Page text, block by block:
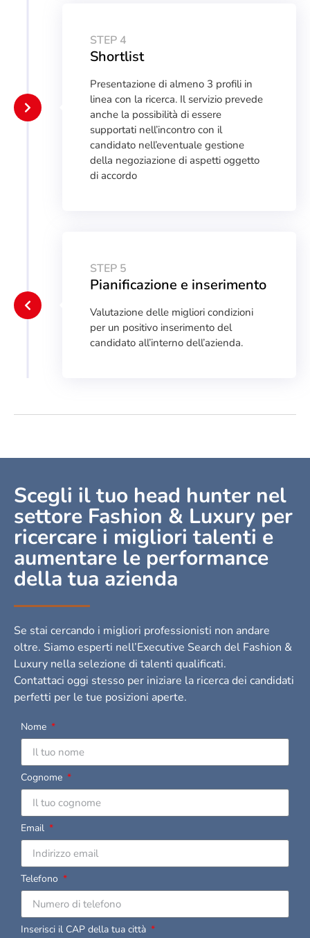
STEP 4
Shortlist
Presentazione di almeno 3 profili in
linea con la ricerca. Il servizio prevede
anche la possibilità di essere
supportati nell’incontro con il
candidato nell’eventuale gestione
della negoziazione di aspetti oggetto
di accordo
STEP 5
Pianificazione e inserimento
Valutazione delle migliori condizioni
per un positivo inserimento del
candidato all’interno dell’azienda.
Scegli il tuo head hunter nel
settore Fashion & Luxury per
ricercare i migliori talenti e
aumentare le performance
della tua azienda
Se stai cercando i migliori professionisti non andare
oltre. Siamo esperti nell’Executive Search del Fashion &
Luxury nella selezione di talenti qualificati.
Contattaci oggi stesso per iniziare la ricerca dei candidati
perfetti per le tue posizioni aperte.
Nome
Cognome
Email
Telefono
Inserisci il CAP della tua città